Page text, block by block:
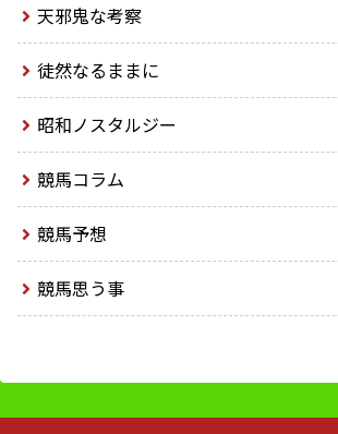
天邪鬼な考察
徒然なるままに
昭和ノスタルジー
競馬コラム
競馬予想
競馬思う事